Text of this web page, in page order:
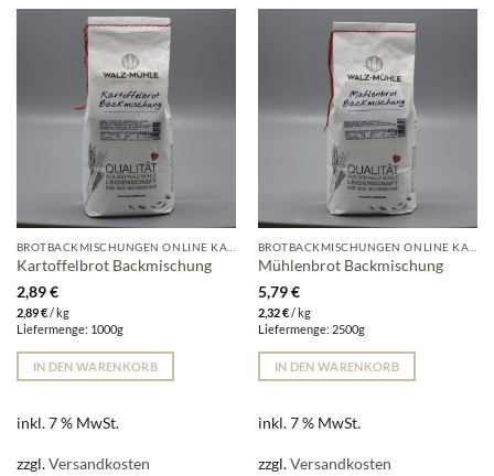
Kartoffelbrot Backmischung
2,89€
2,89€/kg
Liefermenge: 1000g
IN DEN WARENKORB
inkl. 7 % MwSt.
zzgl.Versandkosten
Mühlenbrot Backmischung
5,79€
2,32€/kg
Liefermenge: 2500g
IN DEN WARENKORB
inkl. 7 % MwSt.
zzgl.Versandkosten